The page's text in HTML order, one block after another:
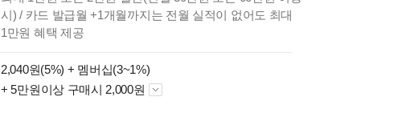
시) / 카드 발급월 +1개월까지는 전월 실적이 없어도 최대
1만원 혜택 제공
2,040원(5%) + 멤버십(3~1%)
+ 5만원이상 구매시 2,000원